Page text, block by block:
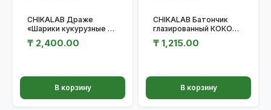
CHIKALAB Драже
«Шарики кукурузные в
₸ 2,400.00
В корзину
CHIKALAB Батончик
глазированный КОКОС с
₸ 1,215.00
В корзину